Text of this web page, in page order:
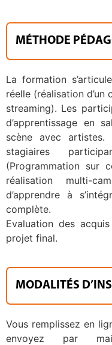
MÉTHODE
La formation
réelle (réalisation
streaming). Les
d’apprentissage en
scène avec artistes.
stagiaires
(Programmation sur
réalisation multi-
d’apprendre à
complète.
Evaluation des
projet final.
MODALITÉS
Vous remplissez en
envoyez par